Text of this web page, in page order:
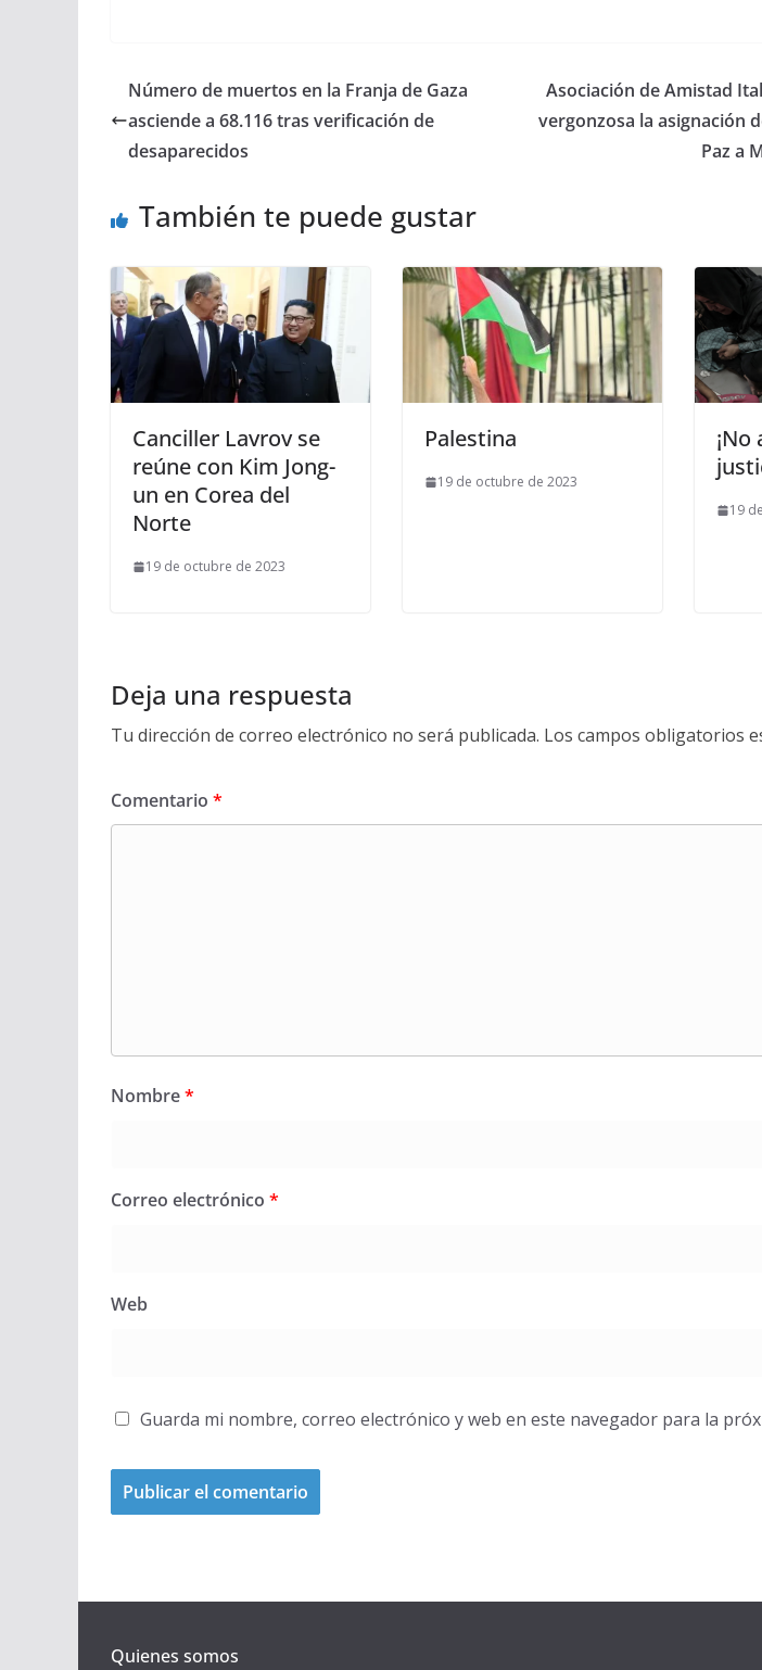
Número de muertos en la Franja de Gaza
asciende a 68.116 tras verificación de
desaparecidos
Asociación de Amistad
vergonzosa la asignación
Paz a
También te puede gustar
Canciller Lavrov se
reúne con Kim Jong-
un en Corea del
Norte
19 de octubre de 2023
Palestina
19 de octubre de 2023
¡No
19
Deja una respuesta
Tu dirección de correo electrónico no será publicada. Los campos obligatorios
Comentario *
Nombre*
Correo electrónico *
Web
Guarda mi nombre, correo electrónico y web en este navegador para la
Quienes somos